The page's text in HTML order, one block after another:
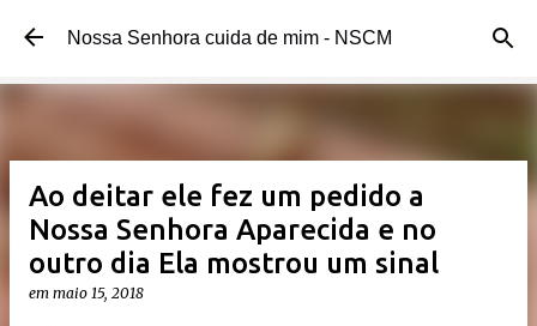
Pular para o conteúdo principal
Nossa Senhora cuida de mim - NSCM
Ao deitar ele fez um pedido a
Nossa Senhora Aparecida e no
outro dia Ela mostrou um sinal
em maio 15, 2018